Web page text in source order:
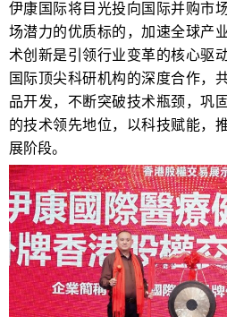
伊康国际将目光投向国际并购市
场潜力的优质标的，加速全球产
术创新是引领行业变革的核心驱
国际顶尖科研机构的深度合作，
品开发，不断突破技术瓶颈，巩
的技术领先地位，以科技赋能，
展阶段。